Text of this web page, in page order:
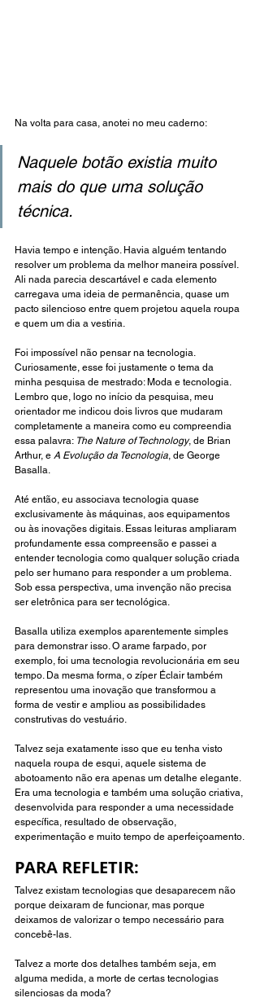
Na volta para casa, anotei no meu caderno:
Naquele botão existia muito
mais do que uma solução
técnica.
Havia tempo e intenção. Havia alguém tentando
resolver um problema da melhor maneira possível.
Ali nada parecia descartável e cada elemento
carregava uma ideia de permanência, quase um
pacto silencioso entre quem projetou aquela roupa
e quem um dia a vestiria.
Foi impossível não pensar na tecnologia.
Curiosamente, esse foi justamente o tema da
minha pesquisa de mestrado: Moda e tecnologia.
Lembro que, logo no início da pesquisa, meu
orientador me indicou dois livros que mudaram
completamente a maneira como eu compreendia
essa palavra: The Nature of Technology, de Brian
Arthur, e A Evolução da Tecnologia, de George
Basalla.
Até então, eu associava tecnologia quase
exclusivamente às máquinas, aos equipamentos
ou às inovações digitais. Essas leituras ampliaram
profundamente essa compreensão e passei a
entender tecnologia como qualquer solução criada
pelo ser humano para responder a um problema.
Sob essa perspectiva, uma invenção não precisa
ser eletrônica para ser tecnológica.
Basalla utiliza exemplos aparentemente simples
para demonstrar isso. O arame farpado, por
exemplo, foi uma tecnologia revolucionária em seu
tempo. Da mesma forma, o zíper Éclair também
representou uma inovação que transformou a
forma de vestir e ampliou as possibilidades
construtivas do vestuário.
Talvez seja exatamente isso que eu tenha visto
naquela roupa de esqui, aquele sistema de
abotoamento não era apenas um detalhe elegante.
Era uma tecnologia e também uma solução criativa,
desenvolvida para responder a uma necessidade
específica, resultado de observação,
experimentação e muito tempo de aperfeiçoamento.
PARA REFLETIR:
Talvez existam tecnologias que desaparecem não
porque deixaram de funcionar, mas porque
deixamos de valorizar o tempo necessário para
concebê-las.
Talvez a morte dos detalhes também seja, em
alguma medida, a morte de certas tecnologias
silenciosas da moda?